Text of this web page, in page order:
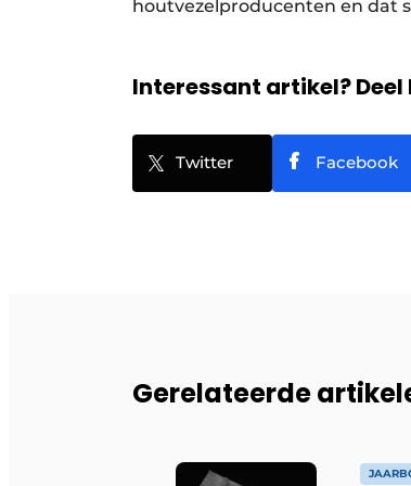
houtvezelproducenten en dat
Interessant artikel? Deel
Twitter Facebook
Gerelateerde